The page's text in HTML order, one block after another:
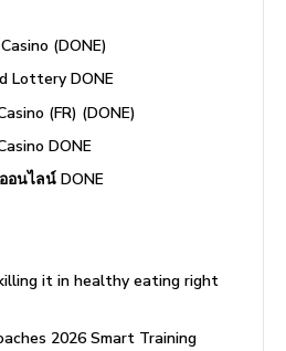
(DONE)
Lottery DONE
(FR) (DONE)
DONE
อนไลน์ DONE
it in healthy eating right
2026 Smart Training